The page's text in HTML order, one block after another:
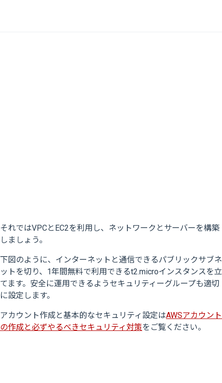
それではVPCとEC2を利用し、ネットワークとサーバーを構築
しましょう。
下図のように、インターネットと通信できるパブリックサブネ
ットを切り、1年間無料で利用できるt2.microインスタンスを立
てます。安全に運用できるようセキュリティーグループも適切
に設定します。
アカウント作成と基本的なセキュリティ設定はAWSアカウント
の作成と必ずやるべきセキュリティ対策をご覧ください。